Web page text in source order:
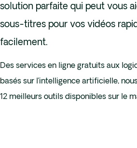
solution parfaite qui peut vous
sous-titres pour vos vidéos
facilement.
Des services en ligne gratuits aux
basés sur l’intelligence artificielle,
12 meilleurs outils disponibles sur le